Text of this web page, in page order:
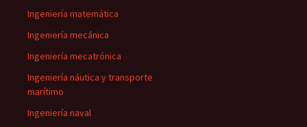
Ingeniería matemática
Ingeniería mecánica
Ingeniería mecatrónica
Ingeniería náutica y transporte
marítimo
Ingeniería naval